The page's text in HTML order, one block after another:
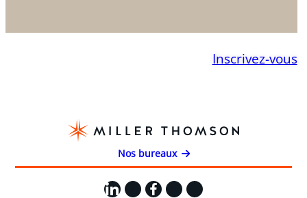
Inscrivez-vous
Nos bureaux
LinkedIn
X Facebook
Instagram
YouTube